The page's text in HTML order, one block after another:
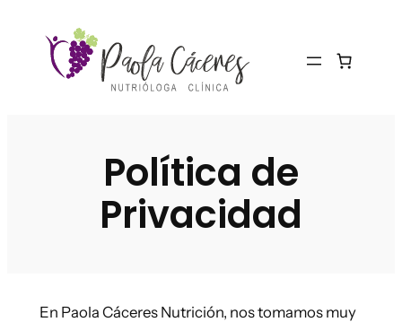
contenido
Política de
Privacidad
En Paola Cáceres Nutrición, nos tomamos muy